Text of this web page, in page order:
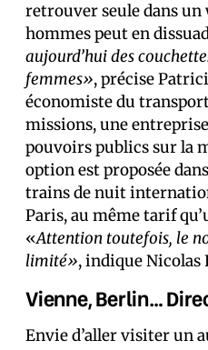
retrouver seule dans un
hommes peut en
aujourd’hui des
femmes», précise
économiste du
missions, une
pouvoirs publics sur la
option est proposée
trains de nuit
Paris, au même tarif
«Attention toutefois, le
limité», indique Nicolas
Vienne, Berlin…
Envie d’aller visiter un